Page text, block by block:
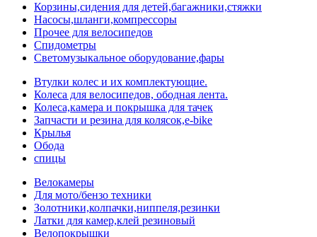
Корзины,сидения для детей,багажники,стяжки
Насосы,шланги,компрессоры
Прочее для велосипедов
Спидометры
Светомузыкальное оборудование,фары
Втулки колес и их комплектующие.
Колеса для велосипедов, ободная лента.
Колеса,камера и покрышка для тачек
Запчасти и резина для колясок,e-bike
Крылья
Обода
спицы
Велокамеры
Для мото/бензо техники
Золотники,колпачки,ниппеля,резинки
Латки для камер,клей резиновый
Велопокрышки